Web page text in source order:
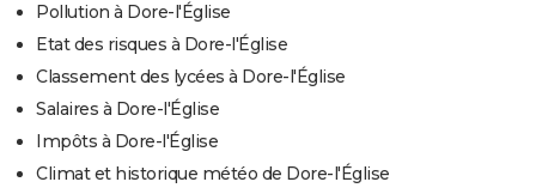
Pollution à Dore-l'Église
Etat des risques à Dore-l'Église
Classement des lycées à Dore-l'Église
Salaires à Dore-l'Église
Impôts à Dore-l'Église
Climat et historique météo de Dore-l'Église